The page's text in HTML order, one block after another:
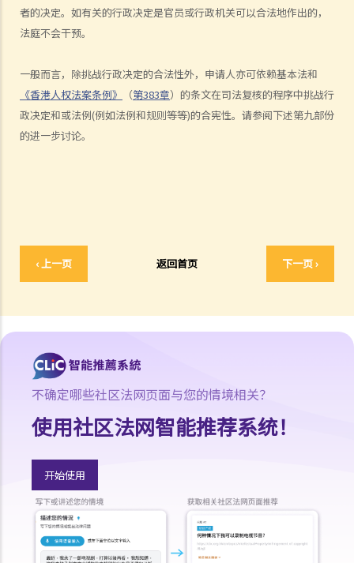
者的决定。如有关的行政决定是官员或行政机关可以合法地作出的，
法庭不会干预。
一般而言，除挑战行政决定的合法性外，申请人亦可依赖基本法和
《香港人权法案条例》
（第383章）的条文在司法复核的程序中挑战行
政决定和或法例(例如法例和规则等等)的合宪性。请参阅下述第九部份
的进一步讨论。
‹ 上一页 返回首页 下一页 ›
2. 违反立法目的及达至不当目的
3. 法律错误
5. 相关考虑及不相关考虑
6. 约束酌情权
7. 作出查询的责任
8. 过份拖延
A. 流程表
E. 答辩人和坦诚责任
F. 济助
H. 上诉
J. 法庭之友
个案研究
不确定哪些社区法网页面与您的情境相关？
使用社区法网智能推荐系统！
开始使用